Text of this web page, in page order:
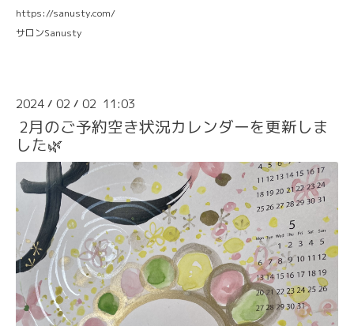
https://sanusty.com/
サロンSanusty
2024 / 02 / 02 11:03
2月のご予約空き状況カレンダーを更新しま
した🌿